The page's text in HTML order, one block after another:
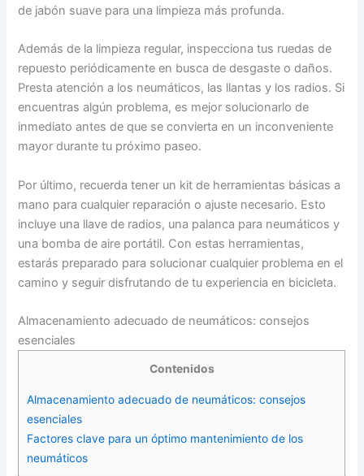
de jabón suave para una limpieza más profunda.
Además de la limpieza regular, inspecciona tus ruedas de
repuesto periódicamente en busca de desgaste o daños.
Presta atención a los neumáticos, las llantas y los radios. Si
encuentras algún problema, es mejor solucionarlo de
inmediato antes de que se convierta en un inconveniente
mayor durante tu próximo paseo.
Por último, recuerda tener un kit de herramientas básicas a
mano para cualquier reparación o ajuste necesario. Esto
incluye una llave de radios, una palanca para neumáticos y
una bomba de aire portátil. Con estas herramientas,
estarás preparado para solucionar cualquier problema en el
camino y seguir disfrutando de tu experiencia en bicicleta.
Almacenamiento adecuado de neumáticos: consejos
esenciales
Contenidos
Almacenamiento adecuado de neumáticos: consejos
esenciales
Factores clave para un óptimo mantenimiento de los
neumáticos